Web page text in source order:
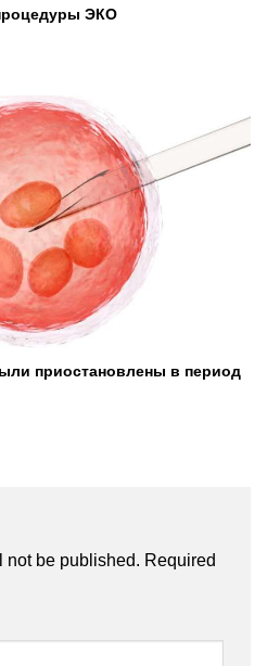
ЭКО
приостановлены в период
not be published. Required